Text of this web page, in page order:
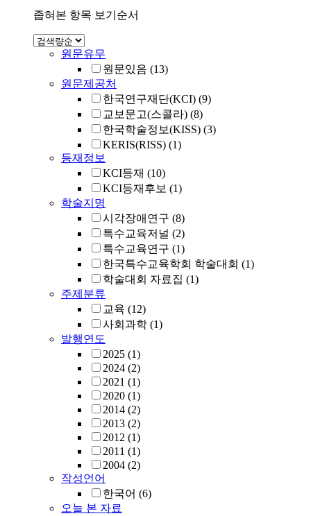
좁혀본 항목 보기순서
원문유무
원문있음 (13)
원문제공처
한국연구재단(KCI) (9)
교보문고(스콜라) (8)
한국학술정보(KISS) (3)
KERIS(RISS) (1)
등재정보
KCI등재 (10)
KCI등재후보 (1)
학술지명
시각장애연구 (8)
특수교육저널 (2)
특수교육연구 (1)
한국특수교육학회 학술대회 (1)
학술대회 자료집 (1)
주제분류
교육 (12)
사회과학 (1)
발행연도
2025 (1)
2024 (2)
2021 (1)
2020 (1)
2014 (2)
2013 (2)
2012 (1)
2011 (1)
2004 (2)
작성언어
한국어 (6)
오늘 본 자료